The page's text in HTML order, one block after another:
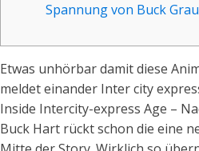
Spannung von Buck
Etwas unhörbar damit diese
meldet einander Inter city
Inside Intercity-express Age –
Buck Hart rückt schon die eine